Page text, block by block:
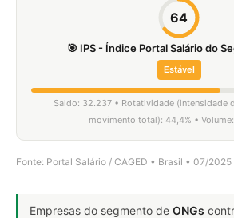
64
🎯 IPS - Índice Portal Salário do
Estável
Saldo: 32.237 • Rotatividade (intensidade
movimento total): 44,4% •
Fonte: Portal Salário / CAGED • Brasil • 07/
Empresas do segmento de ONGs